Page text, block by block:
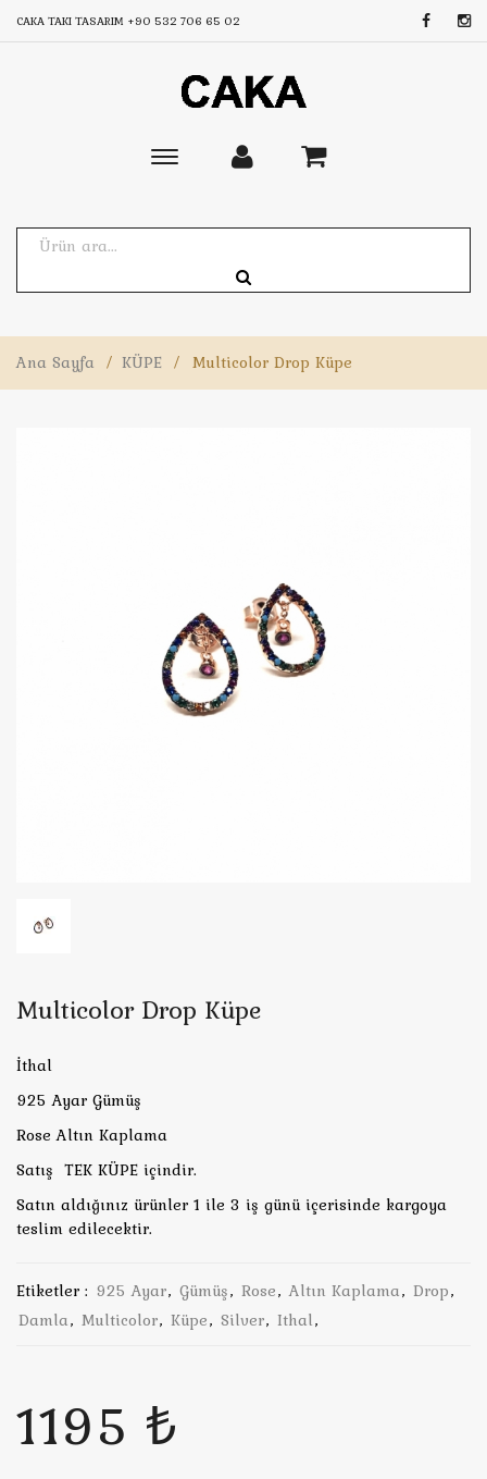
CAKA TAKI TASARIM +90 532 706 65 02
Toggle
Ana Sayfa / KÜPE / Multicolor Drop Küpe
Multicolor Drop Küpe
İthal
925 Ayar Gümüş
Rose Altın Kaplama
Satış TEK KÜPE içindir.
Satın aldığınız ürünler 1 ile 3 iş günü içerisinde kargoya
teslim edilecektir.
Etiketler : 925 Ayar, Gümüş, Rose, Altın Kaplama, Drop,
Damla, Multicolor, Küpe, Silver, Ithal,
1195 ₺